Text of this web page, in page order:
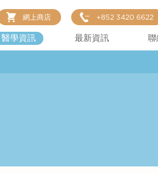
+852 3420 6622
網上商店
醫學資訊 最新資訊 聯